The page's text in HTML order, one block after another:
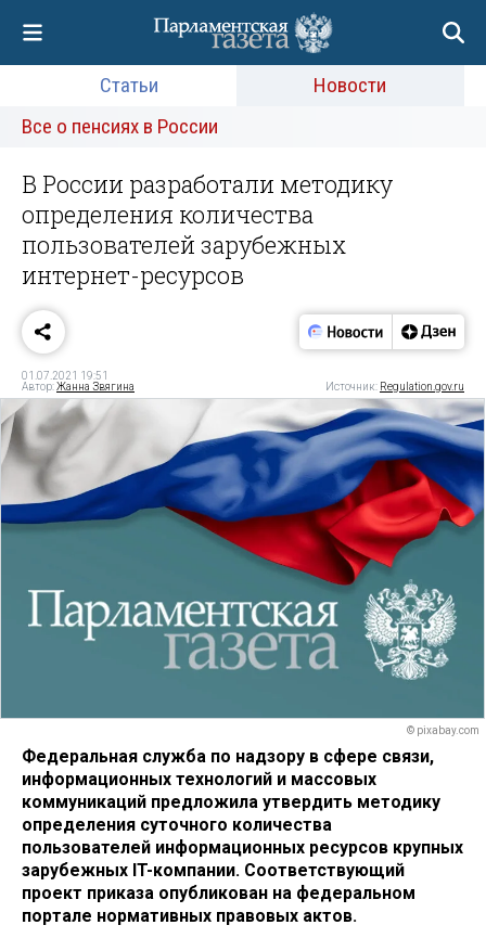
Статьи
Новости
Все о пенсиях в России
В России разработали методику
определения количества
пользователей зарубежных
интернет-ресурсов
01.07.2021 19:51
Автор:Жанна Звягина Источник: Regulation.gov.ru
© pixabay.com
Федеральная служба по надзору в сфере связи,
информационных технологий и массовых
коммуникаций предложила утвердить методику
определения суточного количества
пользователей информационных ресурсов крупных
зарубежных IT-компании. Соответствующий
проект приказа опубликован на федеральном
портале нормативных правовых актов.